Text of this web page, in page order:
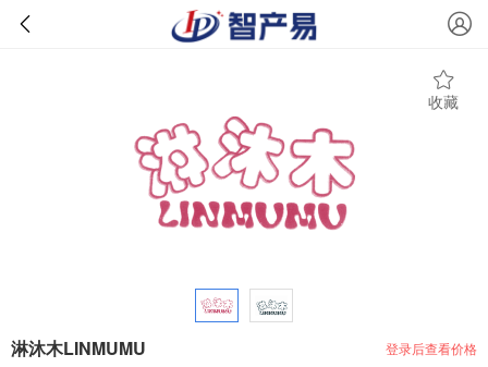
收藏
淋沐木LINMUMU 登录后查看价格